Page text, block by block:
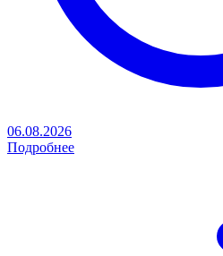
06.08.2026
Подробнее